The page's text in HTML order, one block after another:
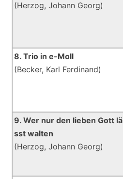
(Herzog, Johann Georg)
8. Trio in e-Moll
(Becker, Karl Ferdinand)
9. Wer nur den lieben Gott lä
sst walten
(Herzog, Johann Georg)